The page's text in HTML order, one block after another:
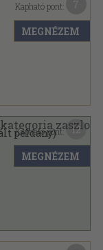
Kapható pont:
MEGNÉZEM
példány)
Kapható pont: 12
MEGNÉZEM